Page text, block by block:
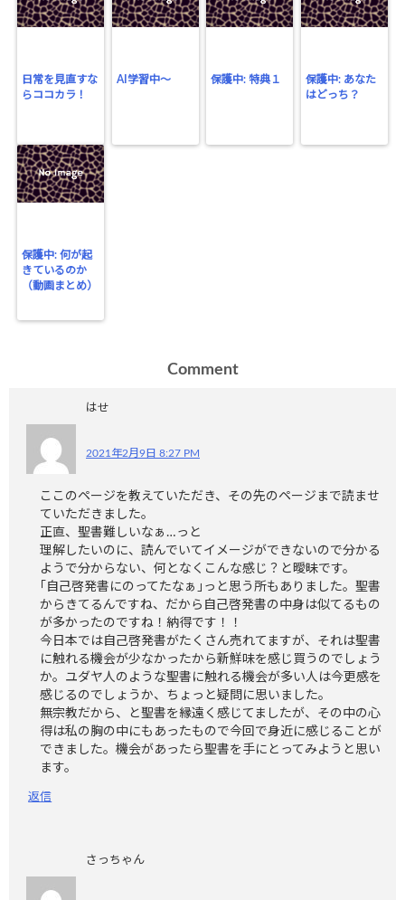
日常を見直すな
らココカラ！
AI学習中〜 保護中: 特典１
保護中: あなた
はどっち？
保護中: 何が起
きているのか
（動画まとめ）
Comment
はせ
2021年2月9日 8:27 PM
ここのページを教えていただき、その先のページまで読ませ
ていただきました。
正直、聖書難しいなぁ…っと
理解したいのに、読んでいてイメージができないので分かる
ようで分からない、何となくこんな感じ？と曖昧です。
｢自己啓発書にのってたなぁ｣っと思う所もありました。聖書
からきてるんですね、だから自己啓発書の中身は似てるもの
が多かったのですね！納得です！！
今日本では自己啓発書がたくさん売れてますが、それは聖書
に触れる機会が少なかったから新鮮味を感じ買うのでしょう
か。ユダヤ人のような聖書に触れる機会が多い人は今更感を
感じるのでしょうか、ちょっと疑問に思いました。
無宗教だから、と聖書を縁遠く感じてましたが、その中の心
得は私の胸の中にもあったもので今回で身近に感じることが
できました。機会があったら聖書を手にとってみようと思い
ます。
返信
さっちゃん